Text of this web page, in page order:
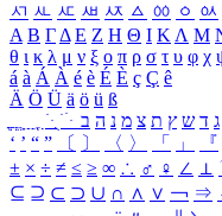
ㅺ ㅻ ㅼ ㅽ ㅾ ㅿ ㆀ ㆁ ㆂ
Α Β ΓΔ Ε Ζ Η Θ Ι ΚΛ Μ
θ ι κ λ μ ν ξ ο π ρ σ τ υ φ χ
á à Á À é è É È ç Ç ê
Ä Ö Ü ä ö ü ß
ִֶֹ ֻּ ׁׂ ג ד ש ץ ת צ מ נ ה ב
‘ ’ “ ” 〔 〕 〈 〉 「 」 『
± × ÷ ≠ ≤ ≥ ∞ ∴ ♂ ♀ ∠ ⊥
⊆ ⊇ ⊂ ⊃ ∪ ∩ ∧ ∨ ￢ ⇒